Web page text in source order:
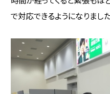
で対応できるようになりました